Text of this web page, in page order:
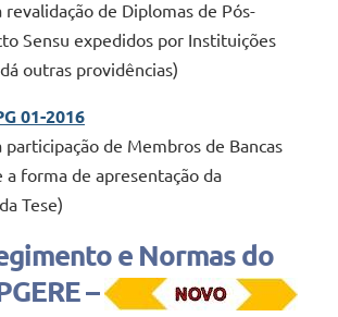
revalidação de Diplomas de Pós-
Sensu expedidos por Instituições
outras providências)
01-2016
participação de Membros de Bancas
a forma de apresentação da
Tese)
e Normas do
–